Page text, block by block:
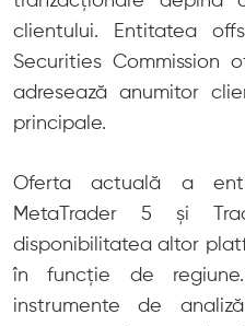
clientului. Entitatea
Securities Commission
adresează anumitor
principale.
Oferta actuală a
MetaTrader 5 și
disponibilitatea altor
în funcție de
instrumente de